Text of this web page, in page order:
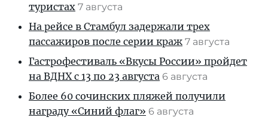
туристах 7 августа
На рейсе в Стамбул задержали трех
пассажиров после серии краж 7 августа
Гастрофестиваль «Вкусы России» пройдет
на ВДНХ с 13 по 23 августа 6 августа
Более 60 сочинских пляжей получили
награду «Синий флаг» 6 августа